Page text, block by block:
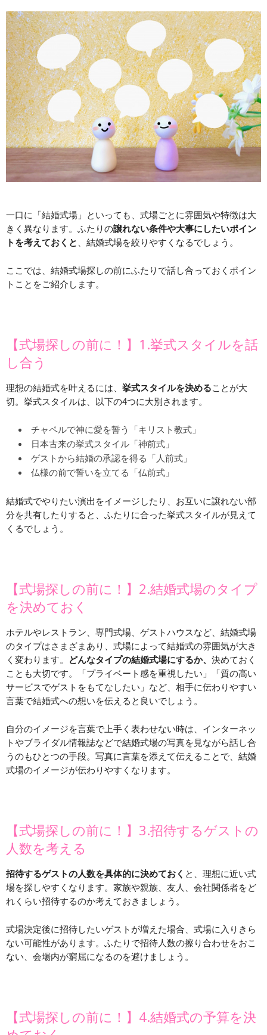
一口に「結婚式場」といっても、式場ごとに雰囲気や特徴は大
きく異なります。ふたりの譲れない条件や大事にしたいポイン
トを考えておくと
、結婚式場を絞りやすくなるでしょう。
ここでは、結婚式場探しの前にふたりで話し合っておくポイン
トことをご紹介します。
【式場探しの前に！】1.挙式スタイルを話
し合う
理想の結婚式を叶えるには、 挙式スタイルを決めることが大
切。挙式スタイルは、以下の4つに大別されます。
チャペルで神に愛を誓う「キリスト教式」
日本古来の挙式スタイル「神前式」
ゲストから結婚の承認を得る「人前式」
仏様の前で誓いを立てる「仏前式」
結婚式でやりたい演出をイメージしたり、お互いに譲れない部
分を共有したりすると、ふたりに合った挙式スタイルが見えて
くるでしょう。
【式場探しの前に！】2.結婚式場のタイプ
を決めておく
ホテルやレストラン、専門式場、ゲストハウスなど、結婚式場
のタイプはさまざまあり、式場によって結婚式の雰囲気が大き
く変わります。
どんなタイプの結婚式場にするか、 決めておく
ことも大切です。「プライベート感を重視したい」「質の高い
サービスでゲストをもてなしたい」など、相手に伝わりやすい
言葉で結婚式への想いを伝えると良いでしょう。
自分のイメージを言葉で上手く表わせない時は、インターネッ
トやブライダル情報誌などで結婚式場の写真を見ながら話し合
うのもひとつの手段。写真に言葉を添えて伝えることで、結婚
式場のイメージが伝わりやすくなります。
【式場探しの前に！】3.招待するゲストの
人数を考える
招待するゲストの人数を具体的に決めておく と、理想に近い式
場を探しやすくなります。家族や親族、友人、会社関係者をど
れくらい招待するのか考えておきましょう。
式場決定後に招待したいゲストが増えた場合、式場に入りきら
ない可能性があります。ふたりで招待人数の擦り合わせをおこ
ない、会場内が窮屈になるのを避けましょう。
【式場探しの前に！】4.結婚式の予算を決